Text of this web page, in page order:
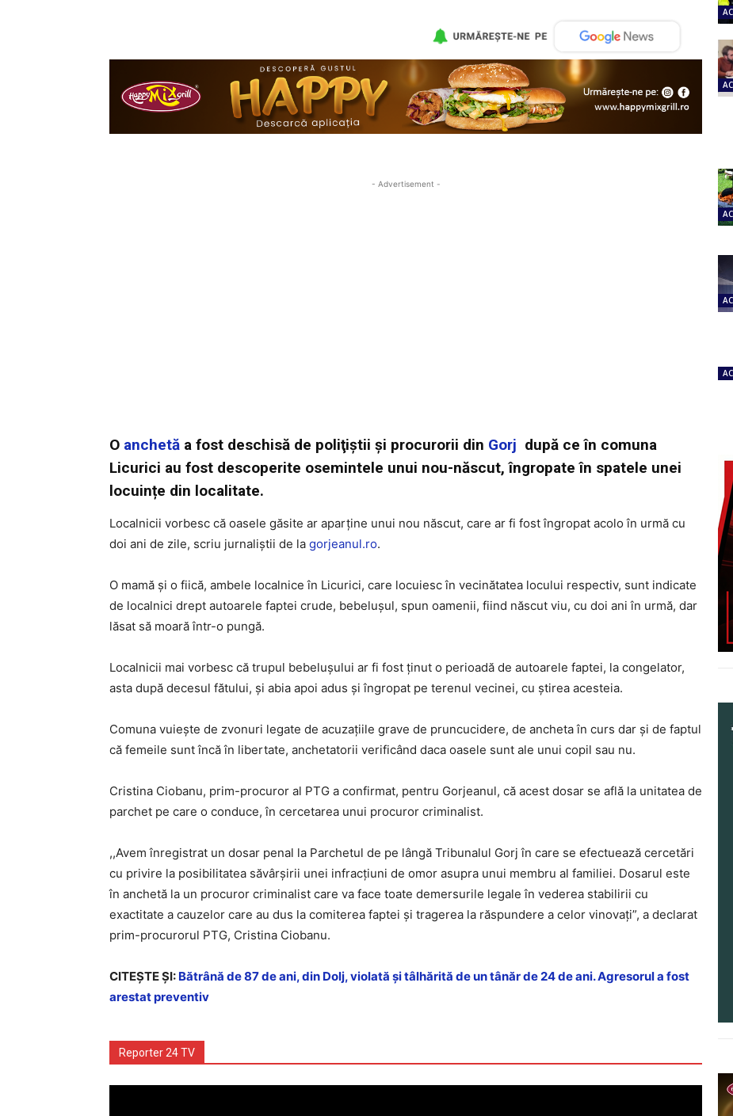
- Advertisement -
O anchetă a fost deschisă de poliţiştii şi procurorii din Gorj după ce în comuna
Licurici au fost descoperite osemintele unui nou-născut, îngropate în spatele unei
locuințe din localitate.
Localnicii vorbesc că oasele găsite ar aparține unui nou născut, care ar fi fost îngropat acolo în urmă cu
doi ani de zile, scriu jurnaliştii de la gorjeanul.ro.
O mamă și o fiică, ambele localnice în Licurici, care locuiesc în vecinătatea locului respectiv, sunt indicate
de localnici drept autoarele faptei crude, bebelușul, spun oamenii, fiind născut viu, cu doi ani în urmă, dar
lăsat să moară într-o pungă.
Localnicii mai vorbesc că trupul bebelușului ar fi fost ținut o perioadă de autoarele faptei, la congelator,
asta după decesul fătului, și abia apoi adus și îngropat pe terenul vecinei, cu știrea acesteia.
Comuna vuiește de zvonuri legate de acuzațiile grave de pruncucidere, de ancheta în curs dar și de faptul
că femeile sunt încă în libertate, anchetatorii verificând daca oasele sunt ale unui copil sau nu.
Cristina Ciobanu, prim-procuror al PTG a confirmat, pentru Gorjeanul, că acest dosar se află la unitatea de
parchet pe care o conduce, în cercetarea unui procuror criminalist.
,,Avem înregistrat un dosar penal la Parchetul de pe lângă Tribunalul Gorj în care se efectuează cercetări
cu privire la posibilitatea săvârșirii unei infracțiuni de omor asupra unui membru al familiei. Dosarul este
în anchetă la un procuror criminalist care va face toate demersurile legale în vederea stabilirii cu
exactitate a cauzelor care au dus la comiterea faptei și tragerea la răspundere a celor vinovați”, a declarat
prim-procurorul PTG, Cristina Ciobanu.
CITEŞTE ŞI: Bătrână de 87 de ani, din Dolj, violată şi tâlhărită de un tânăr de 24 de ani. Agresorul a fost
arestat preventiv
Reporter 24 TV